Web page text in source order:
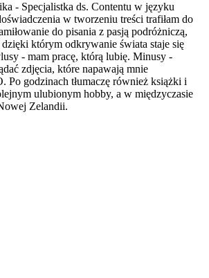
- Specjalistka ds. Contentu w języku
w tworzeniu treści trafiłam do
do pisania z pasją podróżniczą,
dzięki którym odkrywanie świata staje się
- mam pracę, którą lubię. Minusy -
zdjęcia, które napawają mnie
Po godzinach tłumaczę również książki i
ulubionym hobby, a w międzyczasie
Zelandii.